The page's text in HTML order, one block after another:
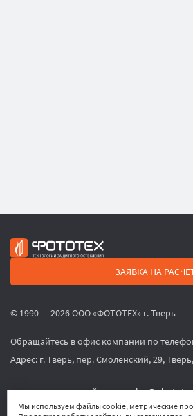
ЗАЯВКА НА
© 1990 — 2026 ООО «ФОТОТЕХ» г. Тверь
Обращайтесь в офис компании по
Адрес: г. Тверь, пер. Смоленский, 29,
или по электронной почте
Мы используем файлы cookie, метрические